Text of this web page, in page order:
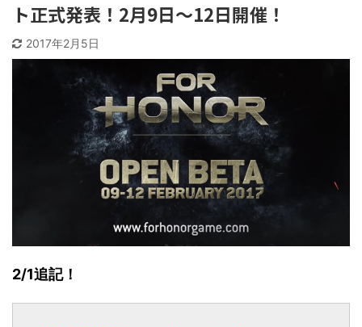
ト正式発表！2月9日〜12日開催！
2017年2月5日
2/1追記！